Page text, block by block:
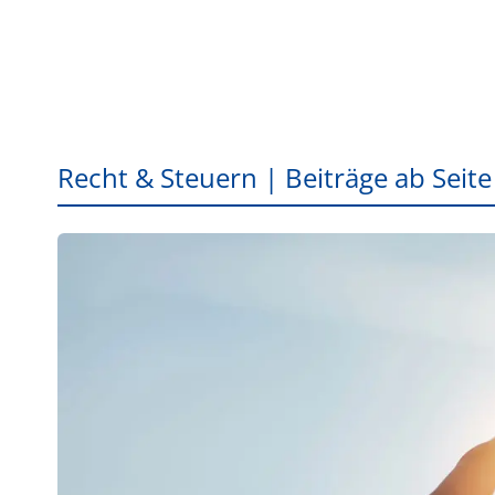
Recht & Steuern | Beiträge ab